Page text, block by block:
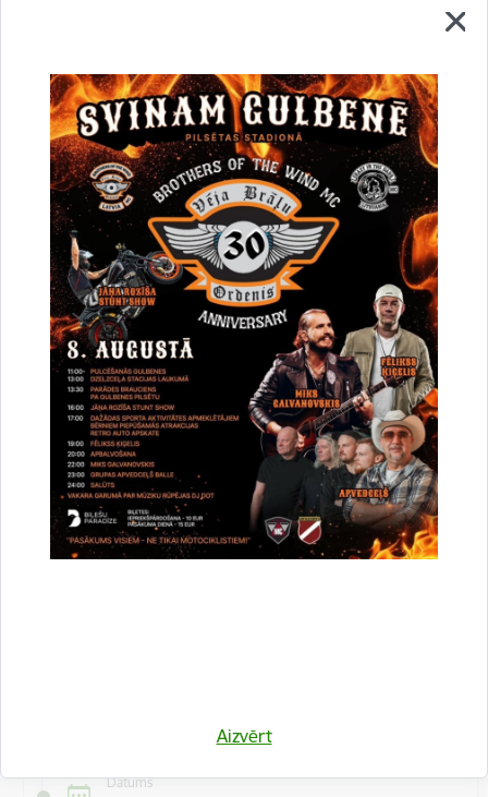
Aizvērt
Koncerts
Datums
12. novembris, 2022
Laiks
10.00
Atrašanās vieta
Druvienas Latviskās dzīvesziņas centrs
Datums